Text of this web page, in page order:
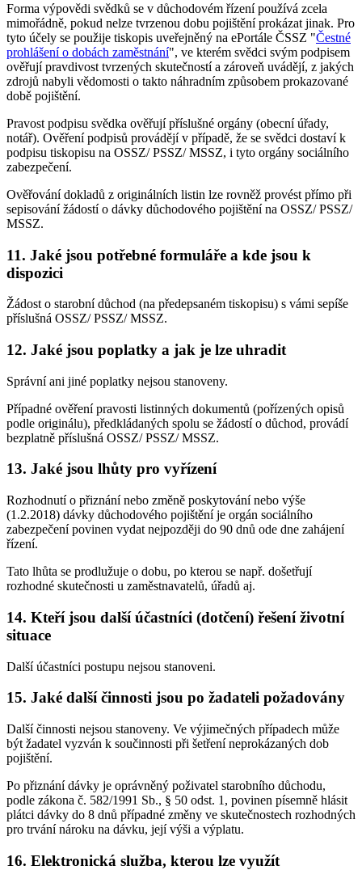
Forma výpovědi svědků se v důchodovém řízení používá zcela
mimořádně, pokud nelze tvrzenou dobu pojištění prokázat jinak. Pro
tyto účely se použije tiskopis uveřejněný na ePortále ČSSZ "Čestné
prohlášení o dobách zaměstnání", ve kterém svědci svým podpisem
ověřují pravdivost tvrzených skutečností a zároveň uvádějí, z jakých
zdrojů nabyli vědomosti o takto náhradním způsobem prokazované
době pojištění.
Pravost podpisu svědka ověřují příslušné orgány (obecní úřady,
notář). Ověření podpisů provádějí v případě, že se svědci dostaví k
podpisu tiskopisu na OSSZ/ PSSZ/ MSSZ, i tyto orgány sociálního
zabezpečení.
Ověřování dokladů z originálních listin lze rovněž provést přímo při
sepisování žádostí o dávky důchodového pojištění na OSSZ/ PSSZ/
MSSZ.
11. Jaké jsou potřebné formuláře a kde jsou k
dispozici
Žádost o starobní důchod (na předepsaném tiskopisu) s vámi sepíše
příslušná OSSZ/ PSSZ/ MSSZ.
12. Jaké jsou poplatky a jak je lze uhradit
Správní ani jiné poplatky nejsou stanoveny.
Případné ověření pravosti listinných dokumentů (pořízených opisů
podle originálu), předkládaných spolu se žádostí o důchod, provádí
bezplatně příslušná OSSZ/ PSSZ/ MSSZ.
13. Jaké jsou lhůty pro vyřízení
Rozhodnutí o přiznání nebo změně poskytování nebo výše
(1.2.2018) dávky důchodového pojištění je orgán sociálního
zabezpečení povinen vydat nejpozději do 90 dnů ode dne zahájení
řízení.
Tato lhůta se prodlužuje o dobu, po kterou se např. došetřují
rozhodné skutečnosti u zaměstnavatelů, úřadů aj.
14. Kteří jsou další účastníci (dotčení) řešení životní
situace
Další účastníci postupu nejsou stanoveni.
15. Jaké další činnosti jsou po žadateli požadovány
Další činnosti nejsou stanoveny. Ve výjimečných případech může
být žadatel vyzván k součinnosti při šetření neprokázaných dob
pojištění.
Po přiznání dávky je oprávněný poživatel starobního důchodu,
podle zákona č. 582/1991 Sb., § 50 odst. 1, povinen písemně hlásit
plátci dávky do 8 dnů případné změny ve skutečnostech rozhodných
pro trvání nároku na dávku, její výši a výplatu.
16. Elektronická služba, kterou lze využít